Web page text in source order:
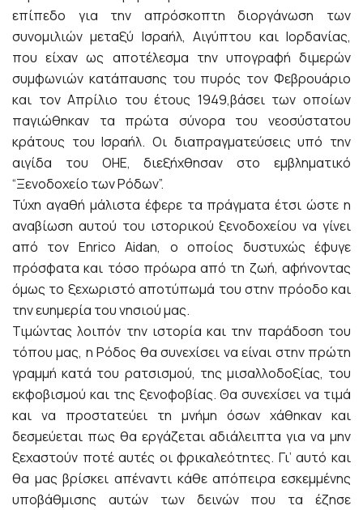
επίπεδο για την απρόσκοπτη διοργάνωση των
συνομιλιών μεταξύ Ισραήλ, Αιγύπτου και Ιορδανίας,
που είχαν ως αποτέλεσμα την υπογραφή διμερών
συμφωνιών κατάπαυσης του πυρός τον Φεβρουάριο
και τον Απρίλιο του έτους 1949,βάσει των οποίων
παγιώθηκαν τα πρώτα σύνορα του νεοσύστατου
κράτους του Ισραήλ. Οι διαπραγματεύσεις υπό την
αιγίδα του ΟΗΕ, διεξήχθησαν στο εμβληματικό
“Ξενοδοχείο των Ρόδων”.
Τύχη αγαθή μάλιστα έφερε τα πράγματα έτσι ώστε η
αναβίωση αυτού του ιστορικού ξενοδοχείου να γίνει
από τον Enrico Aidan, ο οποίος δυστυχώς έφυγε
πρόσφατα και τόσο πρόωρα από τη ζωή, αφήνοντας
όμως το ξεχωριστό αποτύπωμά του στην πρόοδο και
την ευημερία του νησιού μας.
Τιμώντας λοιπόν την ιστορία και την παράδοση του
τόπου μας, η Ρόδος θα συνεχίσει να είναι στην πρώτη
γραμμή κατά του ρατσισμού, της μισαλλοδοξίας, του
εκφοβισμού και της ξενοφοβίας. Θα συνεχίσει να τιμά
και να προστατεύει τη μνήμη όσων χάθηκαν και
δεσμεύεται πως θα εργάζεται αδιάλειπτα για να μην
ξεχαστούν ποτέ αυτές οι φρικαλεότητες. Γι’ αυτό και
θα μας βρίσκει απέναντι κάθε απόπειρα εσκεμμένης
υποβάθμισης αυτών των δεινών που τα έζησε